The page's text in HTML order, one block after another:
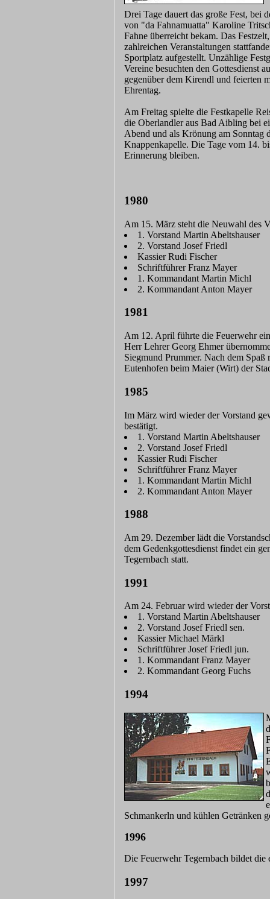
Drei Tage dauert das große Fest, bei
von "da Fahnamuatta" Karoline
Fahne überreicht bekam. Das
zahlreichen Veranstaltungen
Sportplatz aufgestellt. Unzählige
Vereine besuchten den Gottesdienst
gegenüber dem Kirendl und feierten
Ehrentag.
Am Freitag spielte die Festkapelle
die Oberlandler aus Bad Aibling bei
Abend und als Krönung am Sonntag
Knappenkapelle. Die Tage vom 14.
Erinnerung bleiben.
1980
Am 15. März steht die Neuwahl des
1. Vorstand Martin Abeltshauser
2. Vorstand Josef Friedl
Kassier Rudi Fischer
Schriftführer Franz Mayer
1. Kommandant Martin Michl
2. Kommandant Anton Mayer
1981
Am 12. April führte die Feuerwehr
Herr Lehrer Georg Ehmer
Siegmund Prummer. Nach dem
Eutenhofen beim Maier (Wirt) der
1985
Im März wird wieder der Vorstand
bestätigt.
1. Vorstand Martin Abeltshauser
2. Vorstand Josef Friedl
Kassier Rudi Fischer
Schriftführer Franz Mayer
1. Kommandant Martin Michl
2. Kommandant Anton Mayer
1988
Am 29. Dezember lädt die
dem Gedenkgottesdienst findet ein
Tegernbach statt.
1991
Am 24. Februar wird wieder der
1. Vorstand Martin Abeltshauser
2. Vorstand Josef Friedl sen.
Kassier Michael Märkl
Schriftführer Josef Friedl jun.
1. Kommandant Franz Mayer
2. Kommandant Georg Fuchs
1994
Schmankerln und kühlen Getränken
1996
Die Feuerwehr Tegernbach bildet die
1997